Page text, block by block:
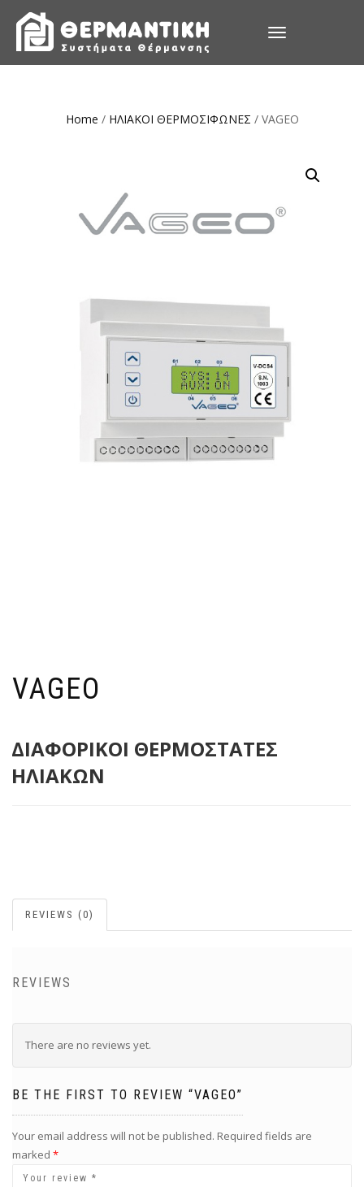
TOGGLE
Home / ΗΛΙΑΚΟΙ ΘΕΡΜΟΣΙΦΩΝΕΣ / VAGEO
VAGEO
ΔΙΑΦΟΡΙΚΟΙ ΘΕΡΜΟΣΤΑΤΕΣ
ΗΛΙΑΚΩΝ
REVIEWS (0)
REVIEWS
There are no reviews yet.
BE THE FIRST TO REVIEW “VAGEO”
Your email address will not be published. Required fields are
marked *